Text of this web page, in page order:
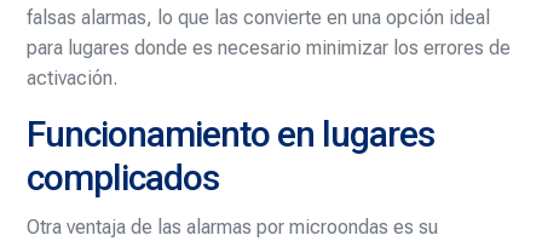
falsas alarmas, lo que las convierte en una opción ideal
para lugares donde es necesario minimizar los errores de
activación.
Funcionamiento en lugares
complicados
Otra ventaja de las alarmas por microondas es su